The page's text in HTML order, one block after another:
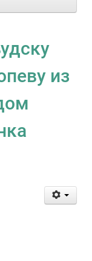
из